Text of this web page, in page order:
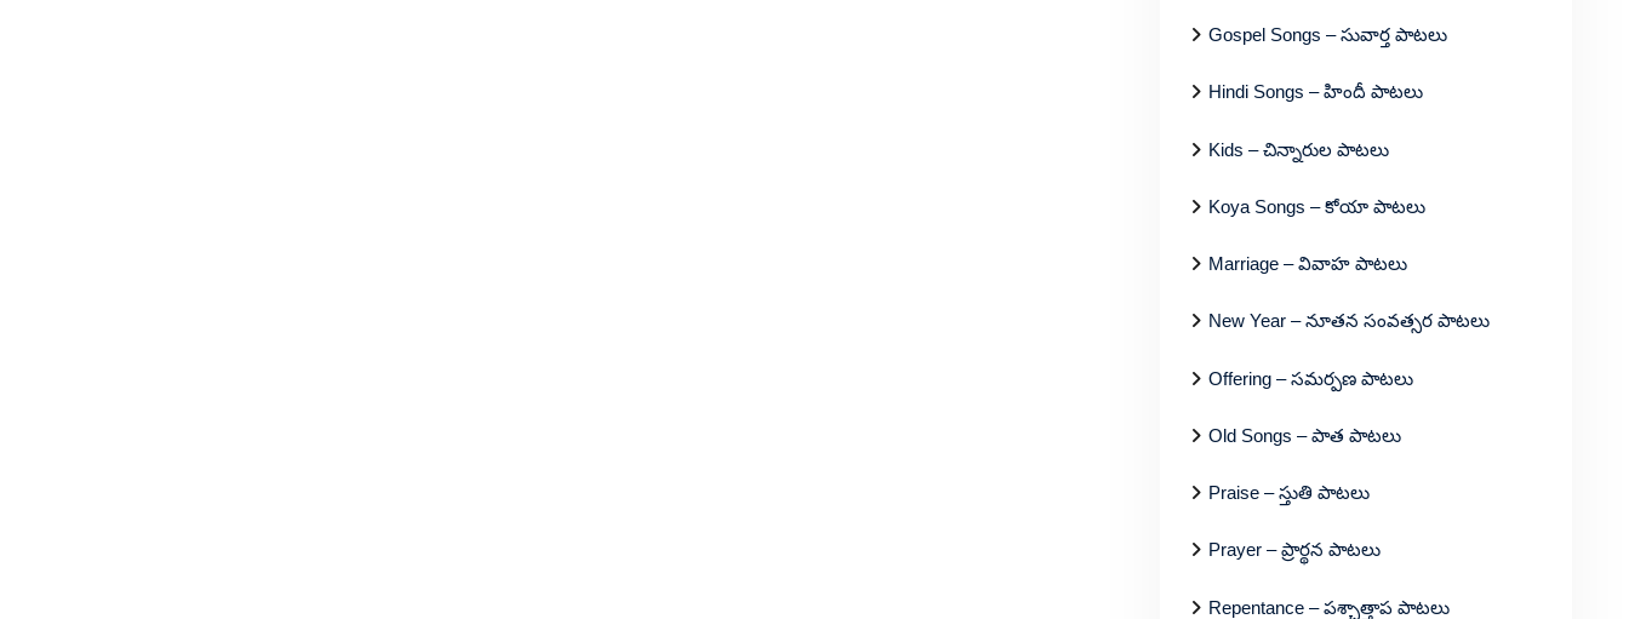
Gospel Songs – సువార్త పాటలు
Hindi Songs – హిందీ పాటలు
Kids – చిన్నారుల పాటలు
Koya Songs – కోయా పాటలు
Marriage – వివాహ పాటలు
New Year – నూతన సంవత్సర పాటలు
Offering – సమర్పణ పాటలు
Old Songs – పాత పాటలు
Praise – స్తుతి పాటలు
Prayer – ప్రార్థన పాటలు
Repentance – పశ్చాత్తాప పాటలు